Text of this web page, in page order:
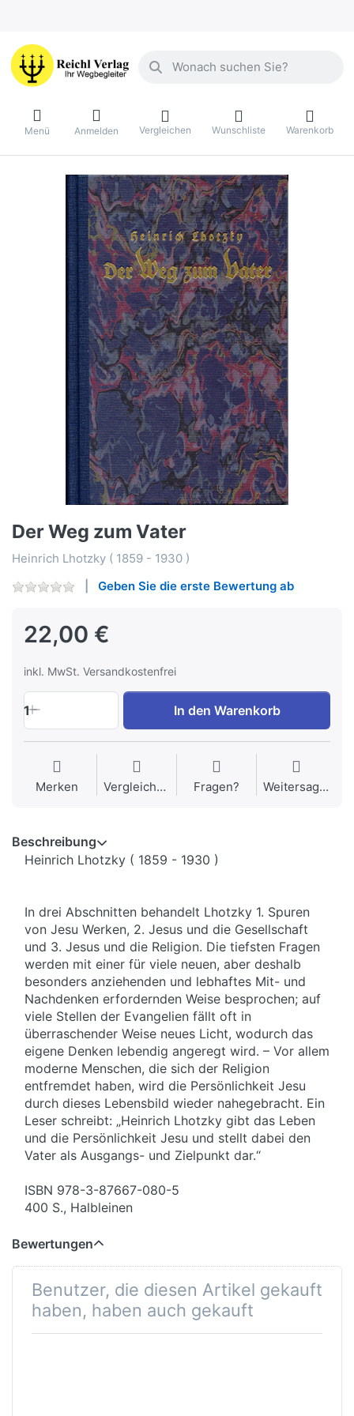
Geben Sie einen Suchbegriff ein.
Menü Anmelden Vergleichen Wunschliste Warenkorb
Der Weg zum Vater
Heinrich Lhotzky ( 1859 - 1930 )
Geben Sie die erste Bewertung ab
22,00 €
inkl. MwSt. Versandkostenfrei
1 In den Warenkorb
Merken Vergleichen Fragen? Weitersagen
Beschreibung
Heinrich Lhotzky ( 1859 - 1930 )
In drei Abschnitten behandelt Lhotzky 1. Spuren
von Jesu Werken, 2. Jesus und die Gesellschaft
und 3. Jesus und die Religion. Die tiefsten Fragen
werden mit einer für viele neuen, aber deshalb
besonders anziehenden und lebhaftes Mit- und
Nachdenken erfordernden Weise besprochen; auf
viele Stellen der Evangelien fällt oft in
überraschender Weise neues Licht, wodurch das
eigene Denken lebendig angeregt wird. – Vor allem
moderne Menschen, die sich der Religion
entfremdet haben, wird die Persönlichkeit Jesu
durch dieses Lebensbild wieder nahegebracht. Ein
Leser schreibt: „Heinrich Lhotzky gibt das Leben
und die Persönlichkeit Jesu und stellt dabei den
Vater als Ausgangs- und Zielpunkt dar.“
ISBN 978-3-87667-080-5
400 S., Halbleinen
Bewertungen
Benutzer, die diesen Artikel gekauft
haben, haben auch gekauft